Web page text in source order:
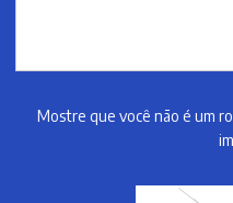
Mostre que você não é um